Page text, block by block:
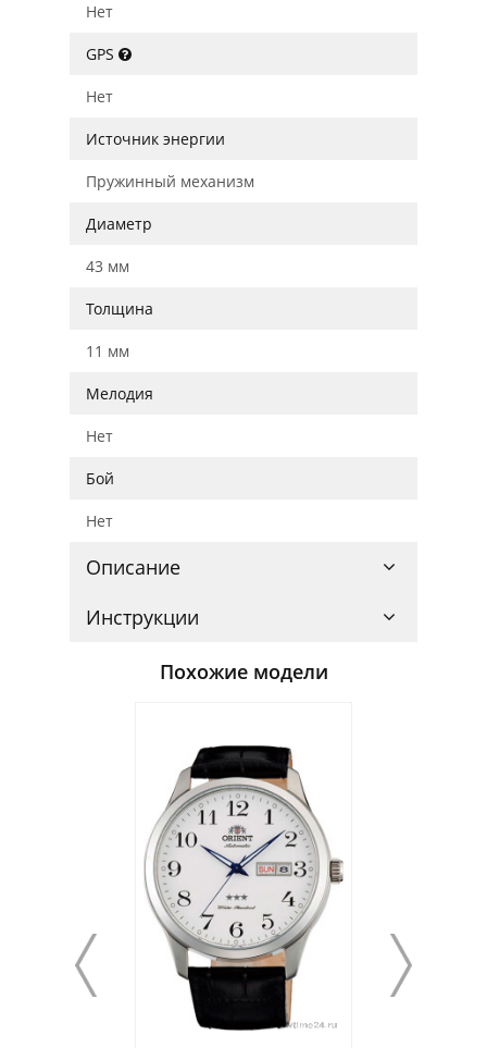
Нет
GPS
Нет
Источник энергии
Пружинный механизм
Диаметр
43 мм
Толщина
11 мм
Мелодия
Нет
Бой
Нет
Описание
Инструкции
Похожие модели